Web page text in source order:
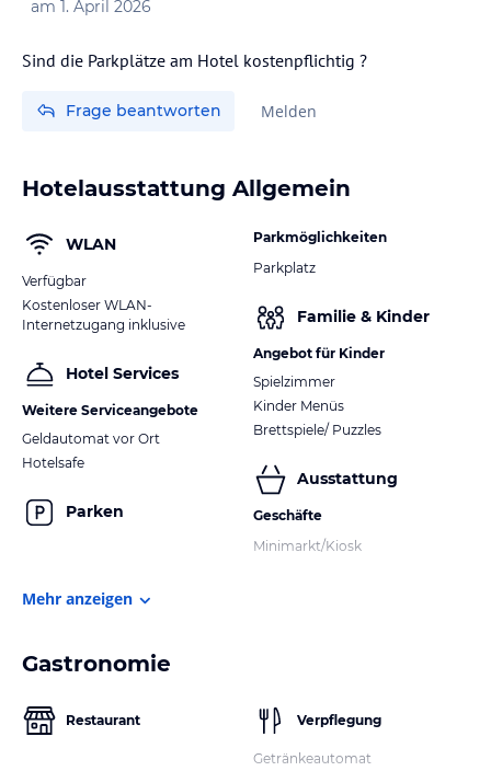
am 1. April 2026
Sind die Parkplätze am Hotel kostenpflichtig ?
Frage beantworten Melden
Hotelausstattung Allgemein
WLAN
Verfügbar
Kostenloser WLAN-
Internetzugang inklusive
Hotel Services
Weitere Serviceangebote
Geldautomat vor Ort
Hotelsafe
Parken
Parkmöglichkeiten
Parkplatz
Familie & Kinder
Angebot für Kinder
Spielzimmer
Kinder Menüs
Brettspiele/ Puzzles
Ausstattung
Geschäfte
Minimarkt/Kiosk
Mehr anzeigen
Gastronomie
Restaurant Verpflegung
Getränkeautomat